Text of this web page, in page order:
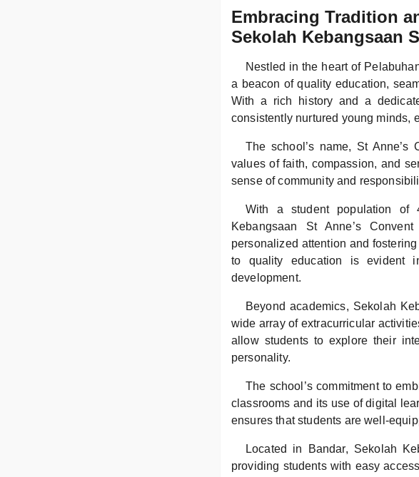
Embracing Tradition
Sekolah Kebangsaan
Nestled in the heart of
a beacon of quality education,
With a rich history and a
consistently nurtured young minds,
The school’s name, St Anne’s
values of faith, compassion, and
sense of community and
With a student population of
Kebangsaan St Anne’s
personalized attention and
to quality education is evident
development.
Beyond academics, Sekolah
wide array of extracurricular
allow students to explore their
personality.
The school’s commitment to
classrooms and its use of digital
ensures that students are well-
Located in Bandar, Sekolah
providing students with easy